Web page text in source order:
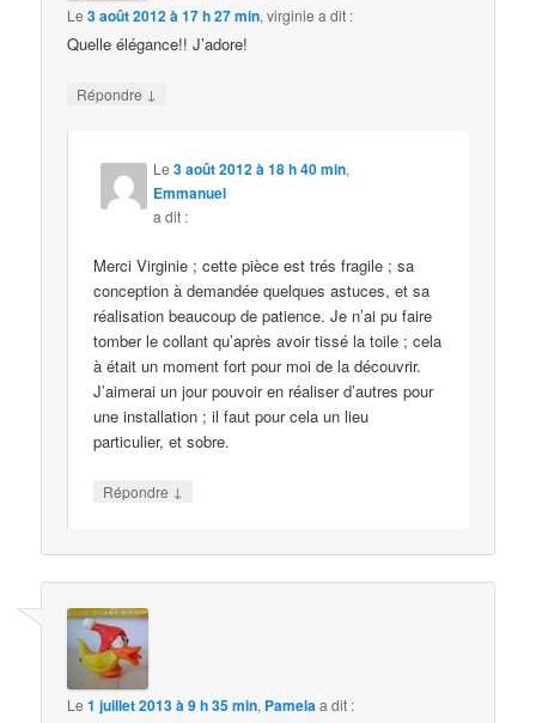
Le3 août 2012 à 17 h 27 min,virginie a dit :
Quelle élégance!! J’adore!
Répondre ↓
Le3 août 2012 à 18 h 40 min,
Emmanuel
a dit :
Merci Virginie ; cette pièce est trés fragile ; sa
conception à demandée quelques astuces, et sa
réalisation beaucoup de patience. Je n’ai pu faire
tomber le collant qu’après avoir tissé la toile ; cela
à était un moment fort pour moi de la découvrir.
J’aimerai un jour pouvoir en réaliser d’autres pour
une installation ; il faut pour cela un lieu
particulier, et sobre.
Répondre ↓
Le1 juillet 2013 à 9 h 35 min, Pamelaa dit :